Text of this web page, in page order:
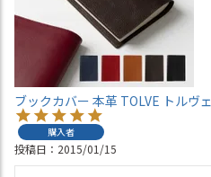
ブックカバー 本革 TOLVE トルヴ
購入者
投稿日 2015/01/15